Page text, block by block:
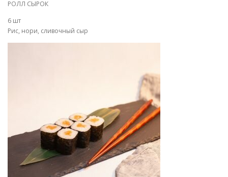
РОЛЛ СЫРОК
6 шт
Рис, нори, сливочный сыр